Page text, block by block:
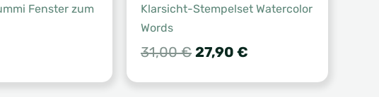
Fenster zum
Klarsicht-Stempelset Watercolor
Words
31,00€ Ursprünglicher
war:
27,90 €
ist: